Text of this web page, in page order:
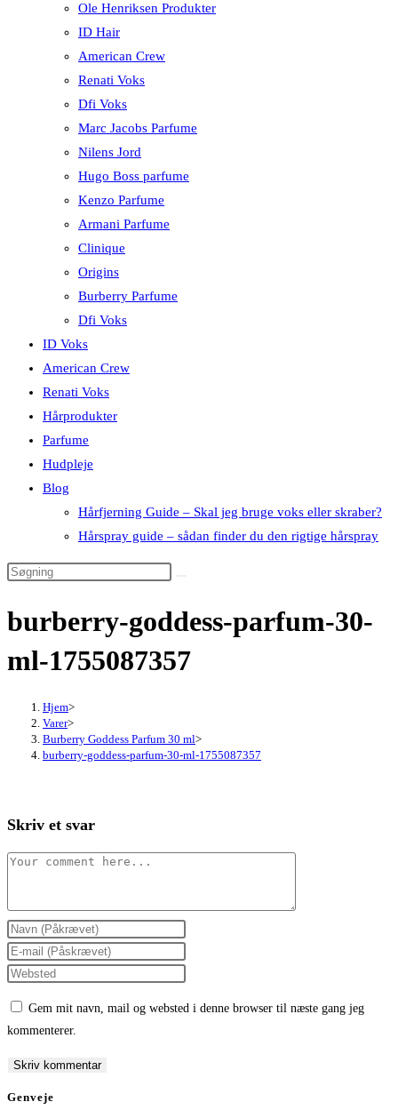
Ole Henriksen Produkter
ID Hair
American Crew
Renati Voks
Dfi Voks
Marc Jacobs Parfume
Nilens Jord
Hugo Boss parfume
Kenzo Parfume
Armani Parfume
Clinique
Origins
Burberry Parfume
Dfi Voks
ID Voks
American Crew
Renati Voks
Hårprodukter
Parfume
Hudpleje
Blog
Hårfjerning Guide – Skal jeg bruge voks eller skraber?
Hårspray guide – sådan finder du den rigtige hårspray
burberry-goddess-parfum-30-
ml-1755087357
Hjem>
Varer>
Burberry Goddess Parfum 30 ml>
burberry-goddess-parfum-30-ml-1755087357
Skriv et svar
Comment
Enter
your
name
comment
Enter
your
comment
Enter
(optional)
Gem mit navn, mail og websted i denne browser til næste gang jeg
kommenterer.
Genveje